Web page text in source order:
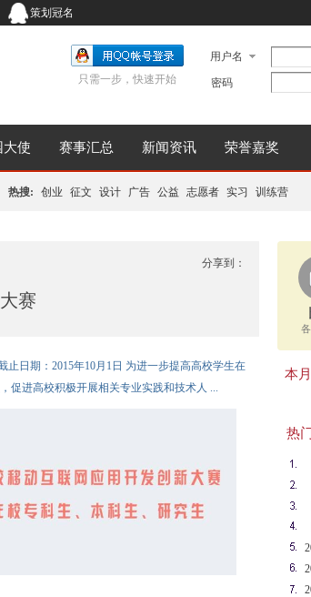
策划冠名
用户名
密码
只需一步，快速开始
大使 赛事汇总 新闻资讯 荣誉嘉奖
热搜: 创业 征文 设计 广告 公益 志愿者 实习 训练营
分享到：
赛
日期：2015年10月1日 为进一步提高高校学生在
促进高校积极开展相关专业实践和技术人 ...
本
热